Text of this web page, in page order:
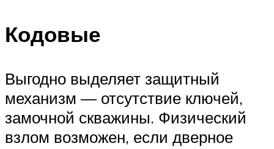
Кодовые
Выгодно выделяет защитный
механизм — отсутствие ключей,
замочной скважины. Физический
взлом возможен, если дверное